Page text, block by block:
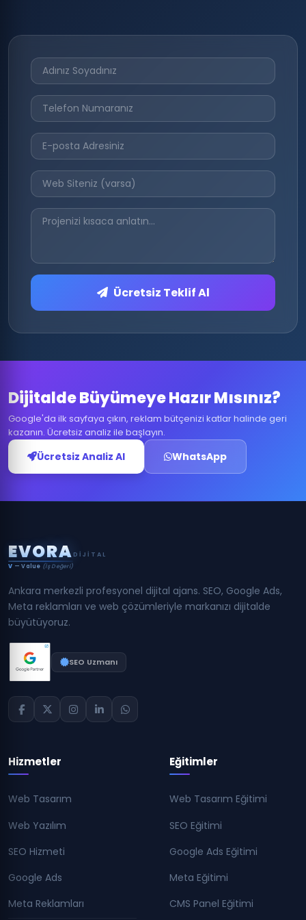
Ücretsiz Teklif Al
Dijitalde Büyümeye Hazır Mısınız?
Google'da ilk sayfaya çıkın, reklam bütçenizi katlar halinde geri
kazanın. Ücretsiz analiz ile başlayın.
Ücretsiz Analiz Al WhatsApp
EVORA DIJITAL
V — Value (İş Değeri)
Ankara merkezli profesyonel dijital ajans. SEO, Google Ads,
Meta reklamları ve web çözümleriyle markanızı dijitalde
büyütüyoruz.
SEO Uzmanı
Hizmetler
Web Tasarım
Web Yazılım
SEO Hizmeti
Google Ads
Meta Reklamları
Eğitimler
Web Tasarım Eğitimi
SEO Eğitimi
Google Ads Eğitimi
Meta Eğitimi
CMS Panel Eğitimi